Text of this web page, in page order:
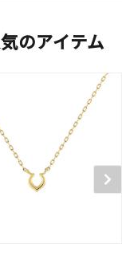
のアイテム